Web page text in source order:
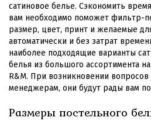
сатиновое белье. Сэкономить
вам необходимо поможет фильтр-
размер, цвет, принт и желаемые
автоматически и без затрат
наиболее подходящие варианты
белья из большого ассортимента
R&M. При возникновении
менеджерам, они будут рады вам
Размеры постельного